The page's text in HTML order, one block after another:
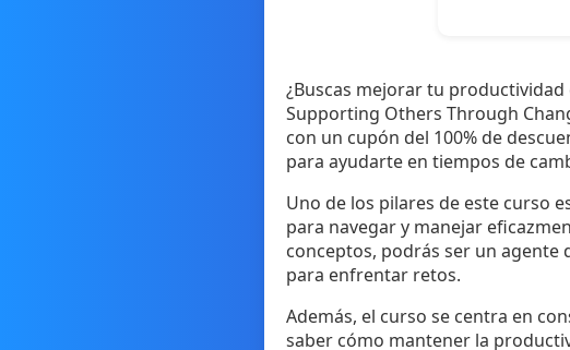
¿Buscas mejorar tu
Supporting Others Through
con un cupón del 100% de
para ayudarte en tiempos de
Uno de los pilares de este curso
para navegar y manejar
conceptos, podrás ser un
para enfrentar retos.
Además, el curso se centra en
saber cómo mantener la